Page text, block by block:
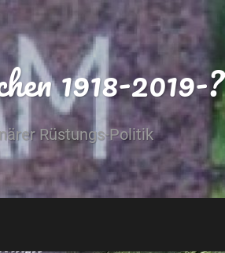
1918-2019-?
Rüstungs-Politik